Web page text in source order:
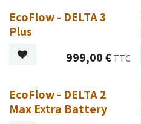
EcoFlow - DELTA 3
Plus
999,00€ TTC
EcoFlow - DELTA 2
Max Extra Battery